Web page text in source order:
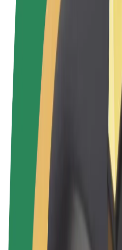
Pridėti restoraną ar parduotuvę
Pritraukite daugiau klientų ir
Registruotis kaip
Užregistruokite savo
padidinkite pajamas
„Bolt for Business“
Atskirų įmonių poreikiams
paslaugos
Sąlygos
Privatumas
Slapukai
© 2026 Bolt Technology OÜ